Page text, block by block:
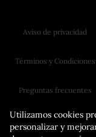
Utilizamos cookies
personalizar y
Aviso de privacidad
Términos y Condiciones
Preguntas frecuentes